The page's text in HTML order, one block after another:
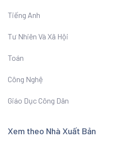
Tiếng Anh
Tư Nhiên Và Xã Hội
Toán
Công Nghệ
Giáo Dục Công Dân
Xem theo Nhà Xuất Bản